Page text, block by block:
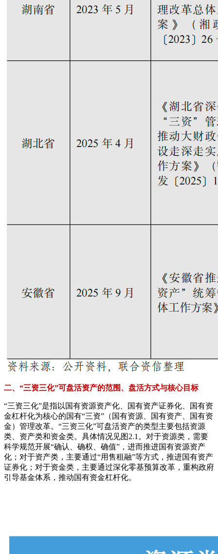
二、“三资三化”可盘活资产的范围、盘活方式与核心目标
“三资三化”是指以国有资源资产化、国有资产证券化、国有资
金杠杆化为核心的国有“三资”（国有资源、国有资产、国有资
金）管理改革。“三资三化”可盘活资产的类型主要包括资源
类、资产类和资金类。具体情况见图2.1。对于资源类，需要
科学规范开展“确认、确权、确值”，进而推进国有资源资产
化；对于资产类，主要通过“用售租融”等方式，推进国有资产
证券化；对于资金类，主要通过深化零基预算改革，重构政府
引导基金体系，推动国有资金杠杆化。